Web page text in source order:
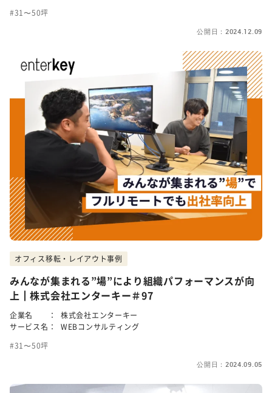
31〜50坪
公開日：2024.12.09
オフィス移転・レイアウト事例
みんなが集まれる”場”により組織パフォーマンスが向
上┃株式会社エンターキー＃97
企業名 ：
株式会社エンターキー
サービス名：
WEBコンサルティング
31〜50坪
公開日：2024.09.05